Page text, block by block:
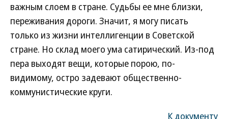
важным слоем в стране. Судьбы ее мне близки,
переживания дороги. Значит, я могу писать
только из жизни интеллигенции в Советской
стране. Но склад моего ума сатирический. Из-под
пера выходят вещи, которые порою, по-
видимому, остро задевают общественно-
коммунистические круги.
К документу